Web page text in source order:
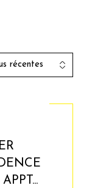
récentes